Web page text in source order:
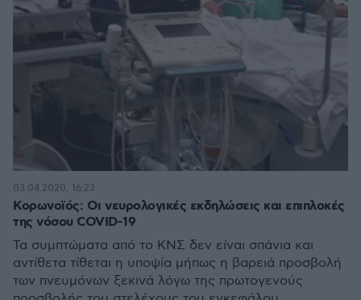
Κορωνοϊός: Οι νευρολογικές εκδηλώσεις και επιπλοκές
της νόσου COVID-19
Τα συμπτώματα από το ΚΝΣ δεν είναι σπάνια και
αντίθετα τίθεται η υποψία μήπως η βαρειά προσβολή
των πνευμόνων ξεκινά λόγω της πρωτογενούς
03.04.2020, 16:23